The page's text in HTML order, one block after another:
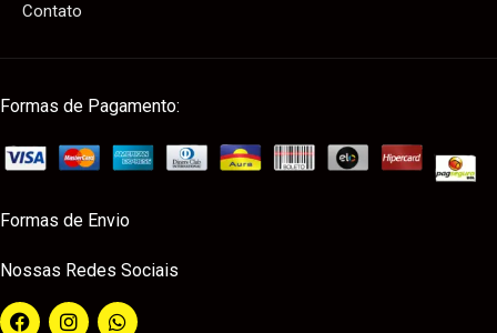
Contato
Formas de Pagamento:
Formas de Envio
Nossas Redes Sociais